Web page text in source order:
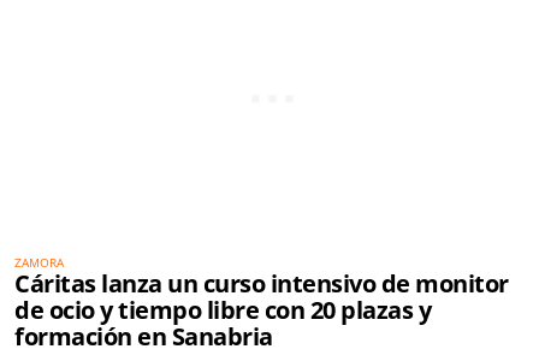
ZAMORA
Cáritas lanza un curso intensivo de monitor
de ocio y tiempo libre con 20 plazas y
formación en Sanabria